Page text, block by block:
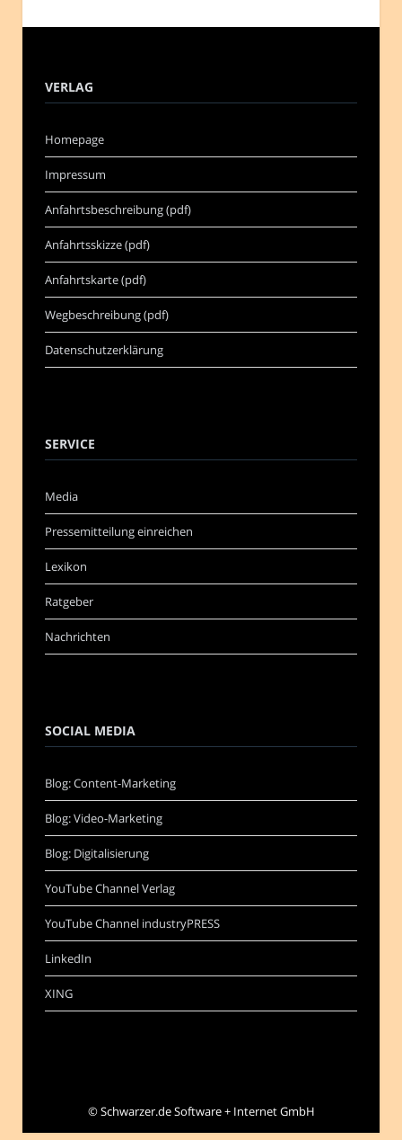
VERLAG
Homepage
Impressum
Anfahrtsbeschreibung (pdf)
Anfahrtsskizze (pdf)
Anfahrtskarte (pdf)
Wegbeschreibung (pdf)
Datenschutzerklärung
SERVICE
Media
Pressemitteilung einreichen
Lexikon
Ratgeber
Nachrichten
SOCIAL MEDIA
Blog: Content-Marketing
Blog: Video-Marketing
Blog: Digitalisierung
YouTube Channel Verlag
YouTube Channel industryPRESS
LinkedIn
XING
©Schwarzer.de Software + Internet GmbH